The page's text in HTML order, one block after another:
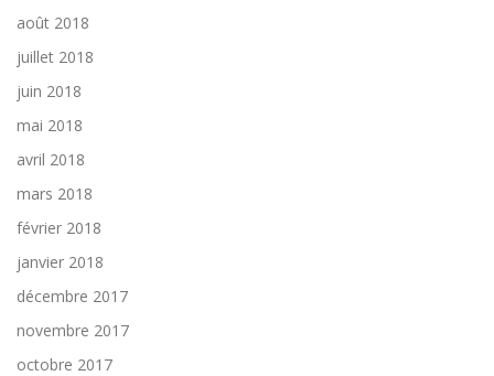
août 2018
juillet 2018
juin 2018
mai 2018
avril 2018
mars 2018
février 2018
janvier 2018
décembre 2017
novembre 2017
octobre 2017